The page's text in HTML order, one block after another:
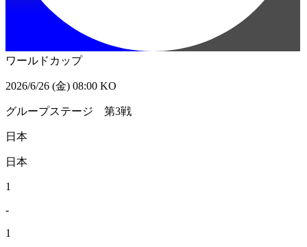
ワールドカップ
2026/6/26 (金) 08:00 KO
グループステージ 第3戦
日本
日本
1
-
1